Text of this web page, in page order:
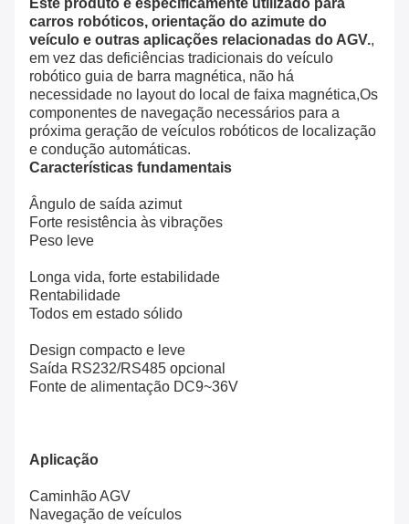
Este produto é especificamente utilizado para
carros robóticos, orientação do azimute do
veículo e outras aplicações relacionadas do AGV.,
em vez das deficiências tradicionais do veículo
robótico guia de barra magnética, não há
necessidade no layout do local de faixa magnética,Os
componentes de navegação necessários para a
próxima geração de veículos robóticos de localização
e condução automáticas.
Características fundamentais
Ângulo de saída azimut
Forte resistência às vibrações
Peso leve
Longa vida, forte estabilidade
Rentabilidade
Todos em estado sólido
Design compacto e leve
Saída RS232/RS485 opcional
Fonte de alimentação DC9~36V
Aplicação
Caminhão AGV
Navegação de veículos